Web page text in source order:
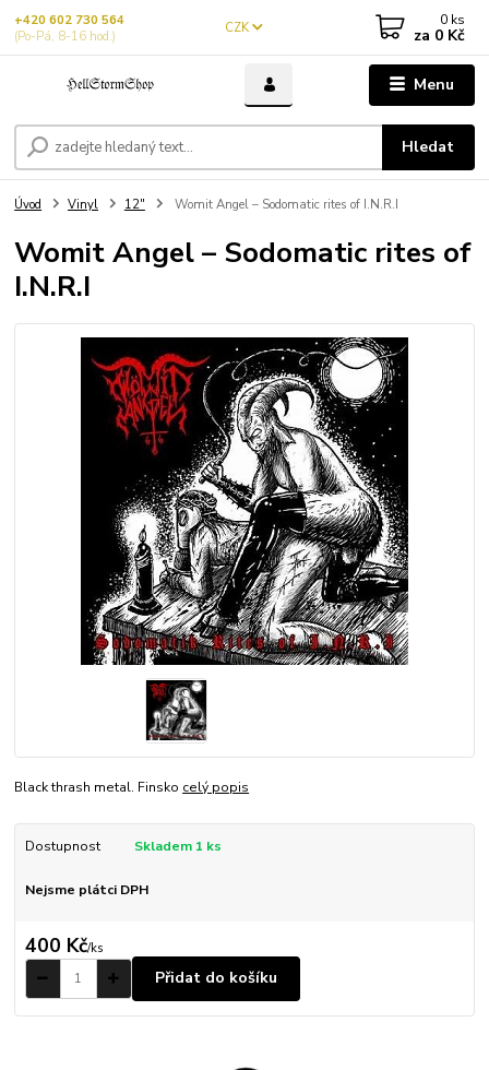
Menu
CZK
Hledat
+420 602 730 564
(Po-Pá, 8-16 hod.)
0 ks
za 0 Kč
Úvod Vinyl 12" Womit Angel – Sodomatic rites of I.N.R.I
Womit Angel – Sodomatic rites of
I.N.R.I
Black thrash metal. Finsko celý popis
Dostupnost Skladem 1 ks
Nejsme plátci DPH
400 Kč/ks
Přidat do košíku